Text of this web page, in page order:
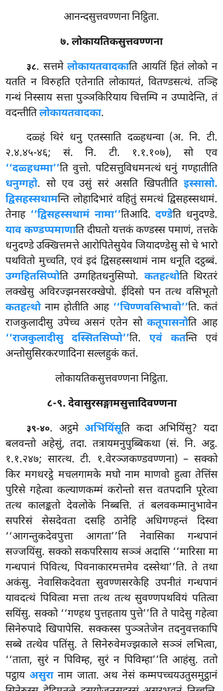
आनन्दसुत्तवण्णना निट्ठिता.
७. लोकायतिकसुत्तवण्णना
३८. सत्तमेलोकायतवादकाति आयतिं हितं लोको न
यतति न विरुहति एतेनाति लोकायतं, वितण्डसत्थं. तञ्हि
गन्थं निस्साय सत्ता पुञ्ञकिरियाय चित्तम्पि न उप्पादेन्ति, तं
वदन्तीतिलोकायतवादका.
दळ्हंथिरं धनु एतस्साति दळ्हधन्वा (अ. नि. टी.
२.४.४५-४६; सं. नि. टी. १.१.१०७), सो एव
‘‘दळ्हधम्मा’’ति वुत्तो. पटिसत्तुविधमनत्थं धनुं गण्हातीति
धनुग्गहो. सो एव उसुं सरं असति खिपतीति इस्सासो.
द्विसहस्सथामन्ति लोहादिभारं वहितुं समत्थं द्विसहस्सथामं.
तेनाह ‘‘द्विसहस्सथामं नामा’’तिआदि.दण्डेति धनुदण्डे.
याव कण्डप्पमाणाति दीघतो यत्तकं कण्डस्स पमाणं, तत्तके
धनुदण्डे उक्खित्तमत्ते आरोपितेसुयेव जियादण्डेसु सो चे भारो
पथवितो मुच्चति, एवं इदं द्विसहस्सथामं नाम धनूति दट्ठब्बं.
उग्गहितसिप्पोति उग्गहितधनुसिप्पो. कतहत्थोति थिरतरं
लक्खेसु अविरज्झनसरक्खेपो. ईदिसो पन तत्थ वसिभूतो
कतहत्थोनाम होतीति आह ‘‘चिण्णवसिभावो’’ति. कतं
राजकुलादीसु उपेच्च असनं एतेन सोकतूपासनोति आह
‘‘राजकुलादीसु दस्सितसिप्पो’’ति.एवं कतन्ति एवं
अन्तोसुसिरकरणादिना सल्लहुकं कतं.
लोकायतिकसुत्तवण्णना निट्ठिता.
८-९. देवासुरसङ्गामसुत्तादिवण्णना
३९-४०. अट्ठमेअभियिंसूति कदा अभियिंसु? यदा
बलवन्तो अहेसुं, तदा. तत्रायमनुपुब्बिकथा (सं. नि. अट्ठ.
१.१.२४७; सारत्थ. टी. १.वेरञ्जकण्डवण्णना) – सक्को
किर मगधरट्ठे मचलगामके मघो नाम माणवो हुत्वा तेत्तिंस
पुरिसे गहेत्वा कल्याणकम्मं करोन्तो सत्त वतपदानि पूरेत्वा
तत्थ कालङ्कतो देवलोके निब्बत्ति. तं बलवकम्मानुभावेन
सपरिसं सेसदेवता दसहि ठानेहि अधिगण्हन्तं दिस्वा
‘‘आगन्तुकदेवपुत्ता आगता’’ति नेवासिका गन्धपानं
सज्जयिंसु. सक्को सकपरिसाय सञ्ञं अदासि ‘‘मारिसा मा
गन्धपानं पिवित्थ, पिवनाकारमत्तमेव दस्सेथा’’ति. ते तथा
अकंसु. नेवासिकदेवता सुवण्णसरकेहि उपनीतं गन्धपानं
यावदत्थं पिवित्वा मत्ता तत्थ तत्थ सुवण्णपथवियं पतित्वा
सयिंसु. सक्को ‘‘गण्हथ पुत्तहताय पुत्ते’’ति ते पादेसु गहेत्वा
सिनेरुपादे खिपापेसि. सक्कस्स पुञ्ञतेजेन तदनुवत्तकापि
सब्बे तत्थेव पतिंसु. ते सिनेरुवेमज्झकाले सञ्ञं लभित्वा,
‘‘ताता, सुरं न पिविम्ह, सुरं न पिविम्हा’’ति आहंसु. ततो
पट्ठाय असुरानाम जाता. अथ नेसं कम्मपच्चयउतुसमुट्ठानं